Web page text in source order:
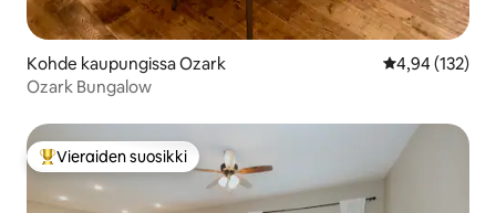
Kohde kaupungissa Ozark
4,94 (132)
Ozark Bungalow
Vieraiden suosikkien parhaimmistoa
Vieraiden suosikki